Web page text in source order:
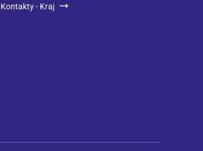
Kontakty - Kraj